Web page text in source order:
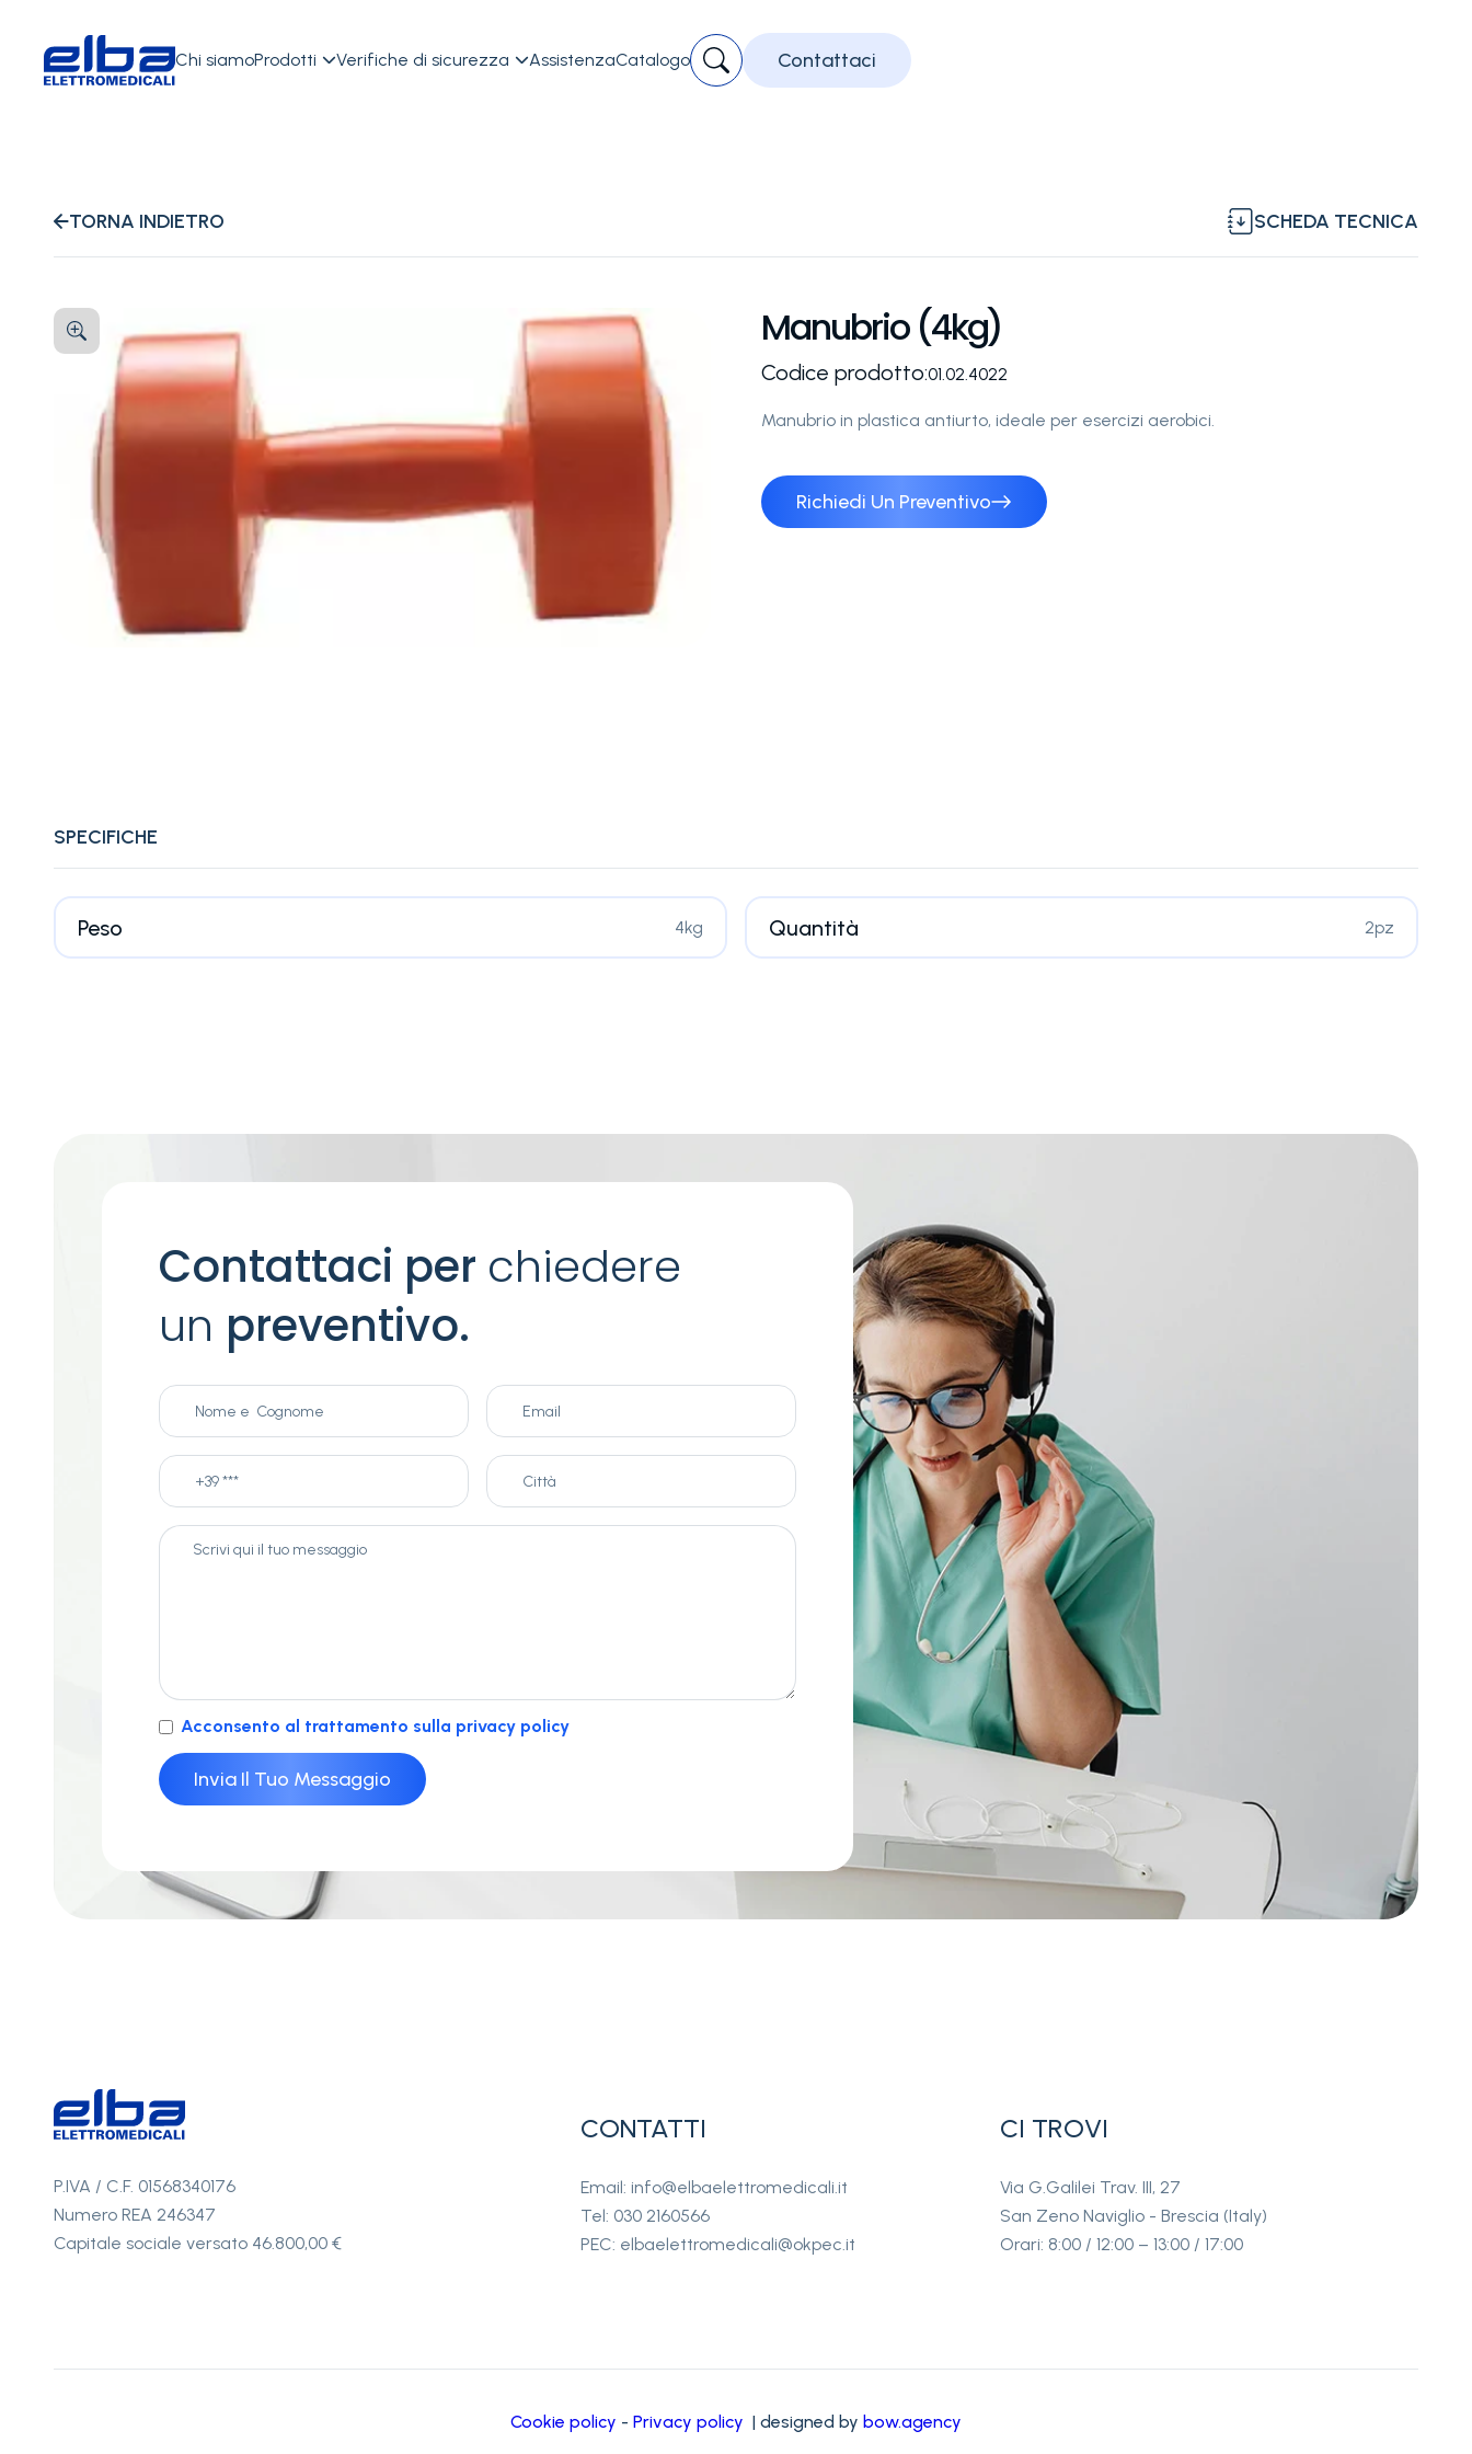
Chi siamoProdotti Verifiche di sicurezza AssistenzaCatalogo Contattaci
TORNA INDIETRO SCHEDA TECNICA
Manubrio (4kg)
Codice prodotto:01.02.4022
Manubrio in plastica antiurto, ideale per esercizi aerobici.
Richiedi Un Preventivo
SPECIFICHE
Peso 4kg Quantità 2pz
Contattaci per chiedere
un preventivo.
Acconsento al trattamento sulla privacy policy
P.IVA / C.F. 01568340176
Numero REA 246347
Capitale sociale versato 46.800,00 €
CONTATTI
Email: info@elbaelettromedicali.it
Tel: 030 2160566
PEC: elbaelettromedicali@okpec.it
CI TROVI
Via G.Galilei Trav. III, 27
San Zeno Naviglio - Brescia (Italy)
Orari: 8:00 / 12:00 – 13:00 / 17:00
Cookie policy - Privacy policy | designed by bow.agency